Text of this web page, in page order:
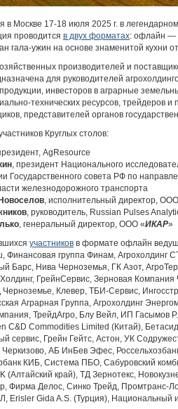
в Москве 17-18 июля 2025 г. в
проводится в двух форматах: офлайн —
гала-ужин на основе знаменитой кухни
производителей и
для руководителей
инвесторов в аграрные
технических ресурсов, трейдеров
представителей органов
Круглых столов:
AgResource
, президент Национального
Государственного совета РФ по
железнодорожного транспорта
, исполнительный директор,
, руководитель, Russian Pulses
, генеральный директор, ООО «ИКАР»
участников в формате офлайн
Финансовая группа Финам,
Барс, Нива Черноземья, ГК Азот,
ГрейнСервис, Зерновая
Клевер, ТБИ-Сервис,
Аграрная Группа, Агрохолдинг
ТрейдАгро, Блу Вейл, ИП Гасымов
C&D Commodities Limited (Китай),
сервис, Грейн Гейтс, Астон, УК
АБ ИнБев Эфес,
КИБ, Система ПБО, Сабуровский
(Алтайский край), ТД Зернотекс,
Фирма Делос, Синко Трейд, Промтранс-
Erisler Gida A.S. (Турция), Национальный